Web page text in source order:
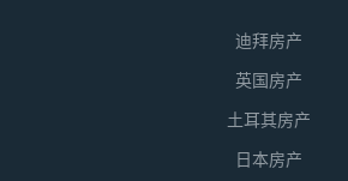
迪拜房产
英国房产
土耳其房产
日本房产